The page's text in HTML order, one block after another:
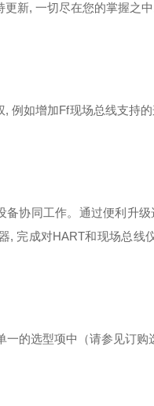
新, 一切尽在您的掌握之
例如增加Ff现场总线支持
备协同工作。通过便利升级
, 完成对HART和现场总线
的选型项中（请参见订购